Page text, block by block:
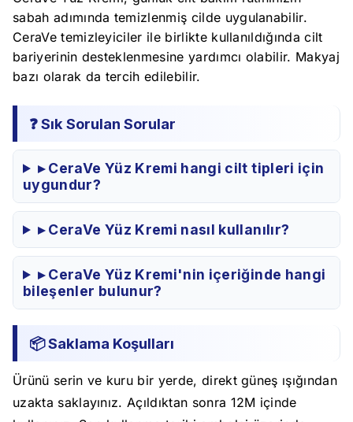
sabah adımında temizlenmiş cilde uygulanabilir.
CeraVe temizleyiciler ile birlikte kullanıldığında cilt
bariyerinin desteklenmesine yardımcı olabilir. Makyaj
bazı olarak da tercih edilebilir.
❓ Sık Sorulan Sorular
▸ CeraVe Yüz Kremi hangi cilt tipleri için
uygundur?
▸ CeraVe Yüz Kremi nasıl kullanılır?
▸ CeraVe Yüz Kremi'nin içeriğinde hangi
bileşenler bulunur?
📦 Saklama Koşulları
Ürünü serin ve kuru bir yerde, direkt güneş ışığından
uzakta saklayınız. Açıldıktan sonra 12M içinde